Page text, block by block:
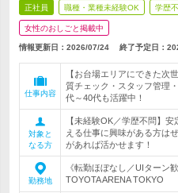
正社員 職種・業種未経験OK 学歴
女性のおしごと掲載中
情報更新日：2026/07/24 終了予定日：
仕事内容
【お台場エリアにできた次
質チェック・スタッフ管理
代～40代も活躍中！
対象と
なる方
【未経験OK／学歴不問】
える仕事に興味がある方は
があれば活かせます！
勤務地
《転勤ほぼなし／UIターン
TOYOTA ARENA TOKYO